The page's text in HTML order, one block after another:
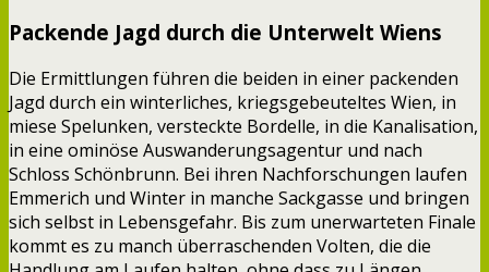
Packende Jagd durch die Unterwelt Wiens
Die Ermittlungen führen die beiden in einer packenden
Jagd durch ein winterliches, kriegsgebeuteltes Wien, in
miese Spelunken, versteckte Bordelle, in die Kanalisation,
in eine ominöse Auswanderungsagentur und nach
Schloss Schönbrunn. Bei ihren Nachforschungen laufen
Emmerich und Winter in manche Sackgasse und bringen
sich selbst in Lebensgefahr. Bis zum unerwarteten Finale
kommt es zu manch überraschenden Volten, die die